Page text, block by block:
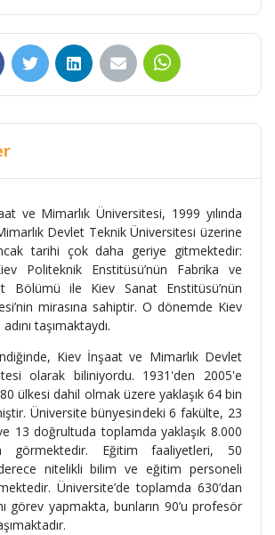
ve Mimarlık Üniversitesi, 1999 yılında
Devlet Teknik Üniversitesi üzerine
tarihi çok daha geriye gitmektedir:
Politeknik Enstitüsü’nün Fabrika ve
Bölümü ile Kiev Sanat Enstitüsü’nün
mirasına sahiptir. O dönemde Kiev
taşımaktaydı.
Kiev İnşaat ve Mimarlık Devlet
olarak biliniyordu. 1931'den 2005'e
ülkesi dahil olmak üzere yaklaşık 64 bin
Üniversite bünyesindeki 6 fakülte, 23
13 doğrultuda toplamda yaklaşık 8.000
görmektedir. Eğitim faaliyetleri, 50
nitelikli bilim ve eğitim personeli
Üniversite’de toplamda 630’dan
görev yapmakta, bunların 90’u profesör